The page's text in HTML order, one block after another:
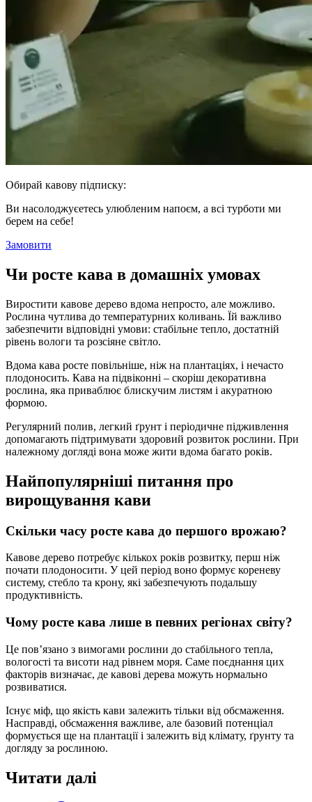
Обирай кавову підписку:
Ви насолоджуєетесь улюбленим напоєм, а всі турботи ми
берем на себе!
Замовити
Чи росте кава в домашніх умовах
Виростити кавове дерево вдома непросто, але можливо.
Рослина чутлива до температурних коливань. Їй важливо
забезпечити відповідні умови: стабільне тепло, достатній
рівень вологи та розсіяне світло.
Вдома кава росте повільніше, ніж на плантаціях, і нечасто
плодоносить. Кава на підвіконні – скоріш декоративна
рослина, яка приваблює блискучим листям і акуратною
формою.
Регулярний полив, легкий ґрунт і періодичне підживлення
допомагають підтримувати здоровий розвиток рослини. При
належному догляді вона може жити вдома багато років.
Найпопулярніші питання про
вирощування кави
Скільки часу росте кава до першого врожаю?
Кавове дерево потребує кількох років розвитку, перш ніж
почати плодоносити. У цей період воно формує кореневу
систему, стебло та крону, які забезпечують подальшу
продуктивність.
Чому росте кава лише в певних регіонах світу?
Це пов’язано з вимогами рослини до стабільного тепла,
вологості та висоти над рівнем моря. Саме поєднання цих
факторів визначає, де кавові дерева можуть нормально
розвиватися.
Існує міф, що якість кави залежить тільки від обсмаження.
Насправді, обсмаження важливе, але базовий потенціал
формується ще на плантації і залежить від клімату, ґрунту та
догляду за рослиною.
Читати далі